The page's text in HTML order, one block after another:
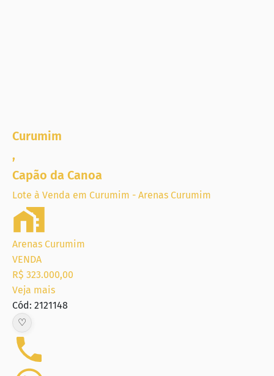
Curumim
,
Capão da Canoa
Lote à Venda em Curumim - Arenas Curumim
Arenas Curumim
VENDA
R$ 323.000,00
Veja mais
Cód: 2121148
♡